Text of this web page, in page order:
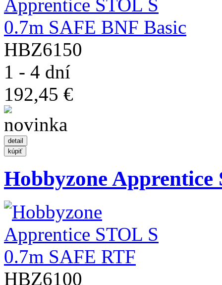
HBZ6150
1 - 4 dní
192,45 €
Hobbyzone Apprentice
HBZ6100